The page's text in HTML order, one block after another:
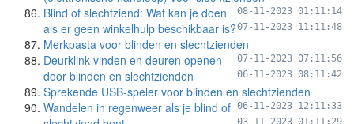
08-11-2023 01:11:14
Blind of slechtziend: Wat kan je doen
als er geen winkelhulp beschikbaar is?07-11-2023 11:11:48
Merkpasta voor blinden en slechtzienden
07-11-2023 07:11:56
Deurklink vinden en deuren openen
door blinden en slechtzienden
06-11-2023 08:11:42
Sprekende USB-speler voor blinden en slechtzienden
06-11-2023 12:11:33
Wandelen in regenweer als je blind of
03-11-2023 01:11:29